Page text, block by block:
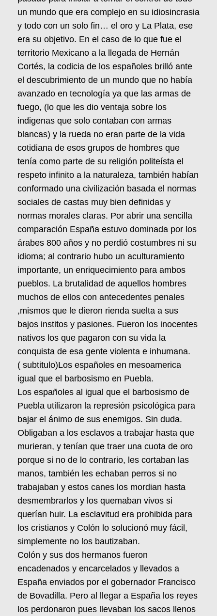
un mundo que era complejo en su idiosincrasia
y todo con un solo fin… el oro y La Plata, ese
era su objetivo. En el caso de lo que fue el
territorio Mexicano a la llegada de Hernán
Cortés, la codicia de los españoles brilló ante
el descubrimiento de un mundo que no había
avanzado en tecnología ya que las armas de
fuego, (lo que les dio ventaja sobre los
indigenas que solo contaban con armas
blancas) y la rueda no eran parte de la vida
cotidiana de esos grupos de hombres que
tenía como parte de su religión politeísta el
respeto infinito a la naturaleza, también habían
conformado una civilización basada el normas
sociales de castas muy bien definidas y
normas morales claras. Por abrir una sencilla
comparación España estuvo dominada por los
árabes 800 años y no perdió costumbres ni su
idioma; al contrario hubo un aculturamiento
importante, un enriquecimiento para ambos
pueblos. La brutalidad de aquellos hombres
muchos de ellos con antecedentes penales
,mismos que le dieron rienda suelta a sus
bajos institos y pasiones. Fueron los inocentes
nativos los que pagaron con su vida la
conquista de esa gente violenta e inhumana.
( subtitulo)Los españoles en mesoamerica
igual que el barbosismo en Puebla.
Los españoles al igual que el barbosismo de
Puebla utilizaron la represión psicológica para
bajar el ánimo de sus enemigos. Sin duda.
Obligaban a los esclavos a trabajar hasta que
murieran, y tenían que traer una cuota de oro
porque si no de lo contrario, les cortaban las
manos, también les echaban perros si no
trabajaban y estos canes los mordian hasta
desmembrarlos y los quemaban vivos si
querían huir. La esclavitud era prohibida para
los cristianos y Colón lo solucionó muy fácil,
simplemente no los bautizaban.
Colón y sus dos hermanos fueron
encadenados y encarcelados y llevados a
España enviados por el gobernador Francisco
de Bovadilla. Pero al llegar a España los reyes
los perdonaron pues llevaban los sacos llenos